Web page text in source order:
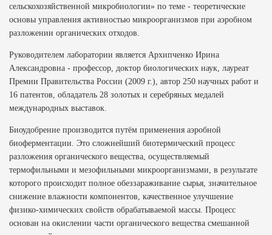
сельскохозяйственной микробиологии» по теме - теоретические
основы управления активностью микроорганизмов при аэробном
разложении органических отходов.
Руководителем лаборатории является Архипченко Ирина
Александровна - профессор, доктор биологических наук, лауреат
Премии Правительства России (2009 г.), автор 250 научных работ и
16 патентов, обладатель 28 золотых и серебряных медалей
международных выставок.
Биоудобрение производится путём применения аэробной
биоферментации. Это сложнейший биотермический процесс
разложения органического вещества, осуществляемый
термофильными и мезофильными микроорганизмами, в результате
которого происходит полное обеззараживание сырья, значительное
снижение влажности компонентов, качественное улучшение
физико-химических свойств обрабатываемой массы. Процесс
основан на окислении части органического вещества смешанной